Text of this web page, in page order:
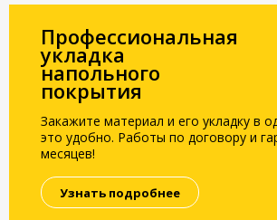
Профессиональная
укладка
напольного
покрытия
Закажите материал и его укладку в
это удобно. Работы по договору и
месяцев!
Узнать подробнее